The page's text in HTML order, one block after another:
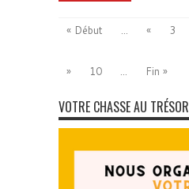
« Début ... « 3
»
10 ... Fin »
VOTRE CHASSE AU TRÉSOR